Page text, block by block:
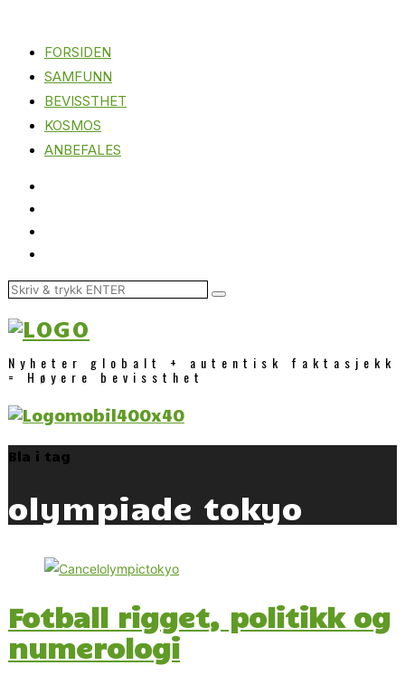
FORSIDEN
SAMFUNN
BEVISSTHET
KOSMOS
ANBEFALES
Nyheter globalt + autentisk faktasjekk
= Høyere bevissthet
Bla i tag
olympiade tokyo
Fotball rigget, politikk og
numerologi